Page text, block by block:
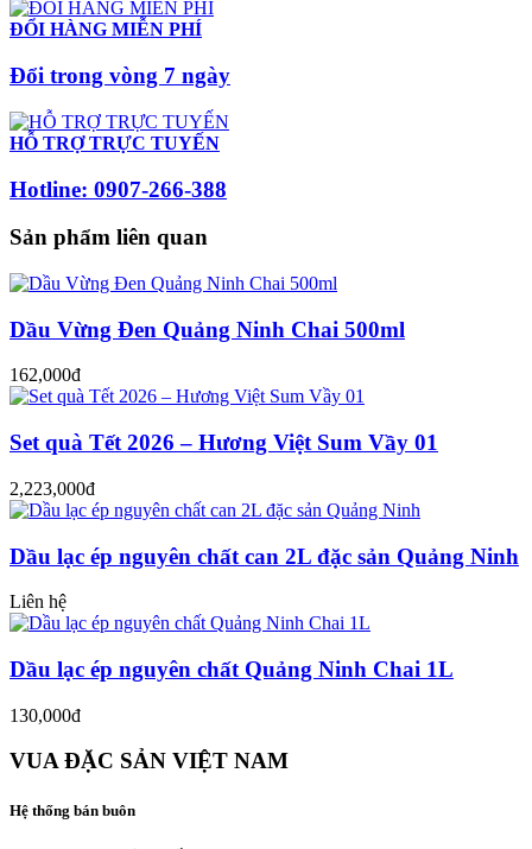
ĐỔI HÀNG MIỄN PHÍ
Đổi trong vòng 7 ngày
HỖ TRỢ TRỰC TUYẾN
Hotline: 0907-266-388
Sản phẩm liên quan
Dầu Vừng Đen Quảng Ninh Chai 500ml
162,000đ
Set quà Tết 2026 – Hương Việt Sum Vầy 01
2,223,000đ
Dầu lạc ép nguyên chất can 2L đặc sản Quảng Ninh
Liên hệ
Dầu lạc ép nguyên chất Quảng Ninh Chai 1L
130,000đ
VUA ĐẶC SẢN VIỆT NAM
Hệ thống bán buôn